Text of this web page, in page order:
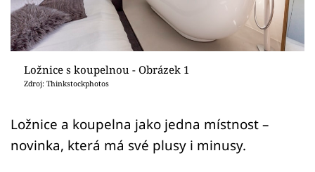
Přihlášení
Sledujte nás
Ložnice s koupelnou - Obrázek 1
Zdroj: Thinkstockphotos
Ložnice a koupelna jako jedna místnost –
novinka, která má své plusy i minusy.